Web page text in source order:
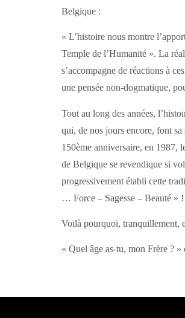
Belgique :
« L’histoire nous montre
Temple de l’Humanité ». La
s’accompagne de réactions à
une pensée non-dogmatique,
Tout au long des années,
qui, de nos jours encore, font
150ème anniversaire, en
de Belgique se revendique si
progressivement établi cette
… Force – Sagesse – Beauté » !
Voilà pourquoi, tranquillement,
« Quel âge as-tu, mon Frère ?